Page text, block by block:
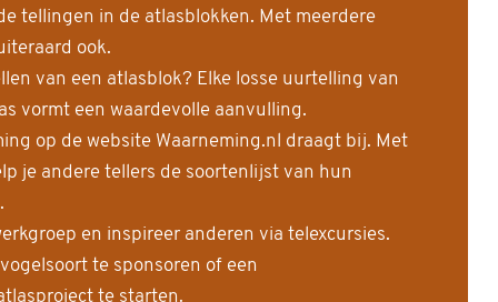
tellingen in de atlasblokken. Met meerdere
ook.
van een atlasblok? Elke losse uurtelling van
vormt een waardevolle aanvulling.
op de website Waarneming.nl draagt bij. Met
je andere tellers de soortenlijst van hun
en inspireer anderen via telexcursies.
te sponsoren of een
te starten.